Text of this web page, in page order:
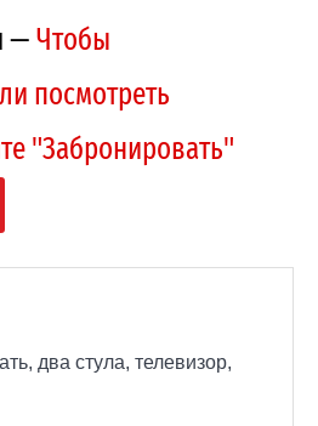
— Чтобы
посмотреть
"Забронировать"
два стула, телевизор,